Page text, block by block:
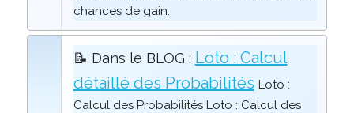
chances de gain.
📝 Dans le BLOG : Loto : Calcul
détaillé des Probabilités Loto :
Calcul des Probabilités Loto : Calcul des